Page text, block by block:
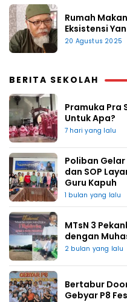
Rumah
Eksistensi
20 Agustus 2025
BERITA SEKOLAH
Pramuka Pra
Untuk Apa?
7 hari yang lalu
Poliban
dan SOP
Guru Kapuh
1 bulan yang lalu
MTsN 3
dengan
2 bulan yang lalu
Bertabur
Gebyar P8